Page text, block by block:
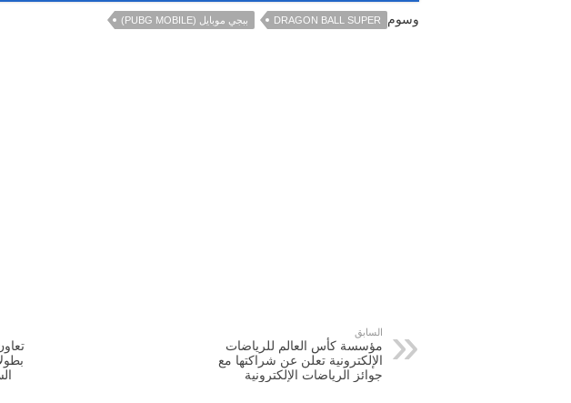
وسوم DRAGON BALL SUPER ببجي موبايل (PUBG MOBILE)
السابق
مؤسسة كأس العالم للرياضات
الإلكترونية تعلن عن شراكتها مع
جوائز الرياضات الإلكترونية